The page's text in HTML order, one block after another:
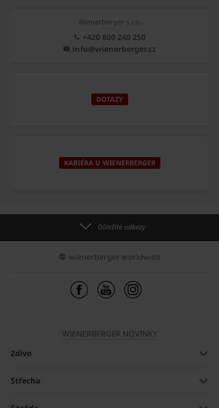
Wienerberger s.r.o.
+420 800 240 250
info@wienerberger.cz
DOTAZY
KARIÉRA U WIENERBERGER
Důležité odkazy
wienerberger worldwide
WIENERBERGER NOVINKY
Zdivo
Střecha